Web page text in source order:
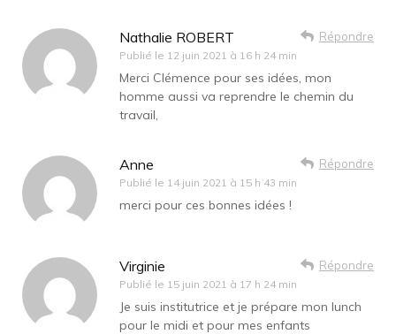
Nathalie ROBERT
Publié le 12 juin 2021 à 16 h 24 min
Répondre
Merci Clémence pour ses idées, mon
homme aussi va reprendre le chemin du
travail,
Anne
Publié le 14 juin 2021 à 15 h 43 min
Répondre
merci pour ces bonnes idées !
Virginie
Publié le 15 juin 2021 à 17 h 24 min
Répondre
Je suis institutrice et je prépare mon lunch
pour le midi et pour mes enfants